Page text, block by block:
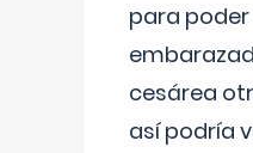
para
cesárea
así podría